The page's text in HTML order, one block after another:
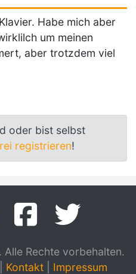
Habe mich aber
um meinen
aber trotzdem viel
oder bist selbst
registrieren!
Rechte vorbehalten.
Kontakt
Impressum